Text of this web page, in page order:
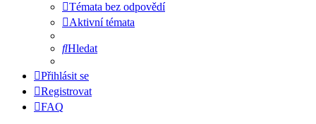
Témata bez odpovědí
Aktivní témata
Hledat
Přihlásit se
Registrovat
FAQ